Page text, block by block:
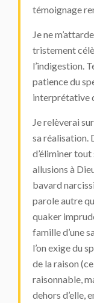
témoignage
Je ne
tristement
l’indigestion.
patience du
interprétative
Je relèverai
sa réalisation.
d’éliminer
allusions à
bavard
parole autre
quaker
famille d’une
l’on exige du
de la raison
raisonnable,
dehors d’elle,